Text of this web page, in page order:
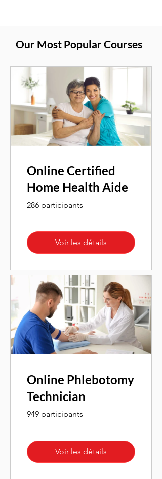
Our Most Popular Courses
Online Certified
Home Health Aide
286 participants
Voir les détails
Online Phlebotomy
Technician
949 participants
Voir les détails